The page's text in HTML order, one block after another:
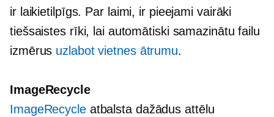
ir laikietilpīgs. Par laimi, ir pieejami vairāki
tiešsaistes rīki, lai automātiski samazinātu failu
izmērus uzlabot vietnes ātrumu.
ImageRecycle
ImageRecycleatbalsta dažādus attēlu